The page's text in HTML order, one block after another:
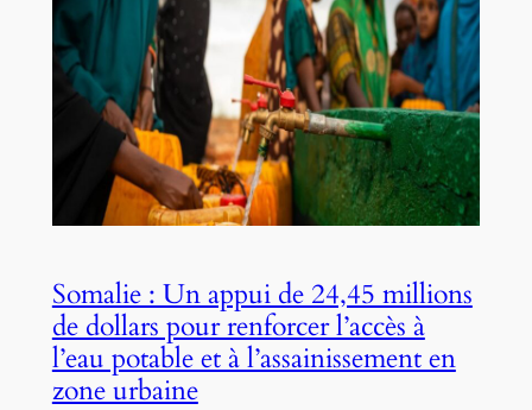
Somalie : Un appui de 24,45 millions
de dollars pour renforcer l’accès à
l’eau potable et à l’assainissement en
zone urbaine